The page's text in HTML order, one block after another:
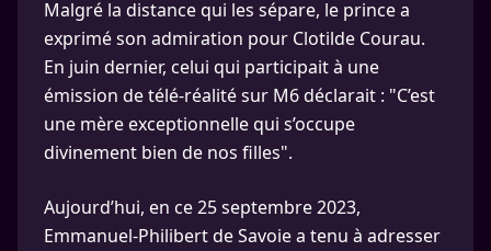
Malgré la distance qui les sépare, le prince a
exprimé son admiration pour Clotilde Courau.
En juin dernier, celui qui participait à une
émission de télé-réalité sur M6 déclarait : "C’est
une mère exceptionnelle qui s’occupe
divinement bien de nos filles".
Aujourd’hui, en ce 25 septembre 2023,
Emmanuel-Philibert de Savoie a tenu à adresser